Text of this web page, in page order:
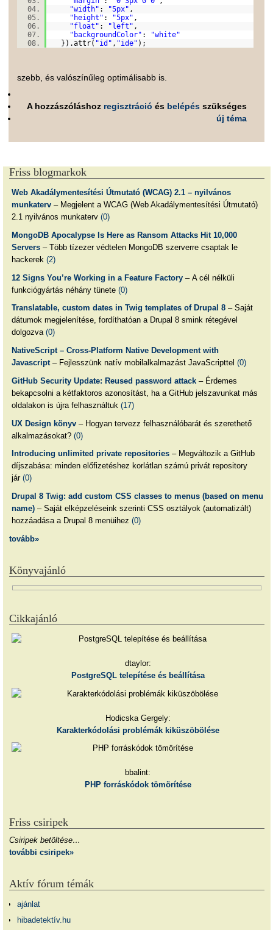
"width" : "5px" ,
"height" : "5px" ,
"float" : "left" ,
"backgroundColor" :
"white"
}).attr( "id" , "ide" );
szebb, és valószínűleg optimálisabb is.
A hozzászóláshoz regisztráció és belépés szükséges
új téma
Friss blogmarkok
Web Akadálymentesítési Útmutató (WCAG) 2.1 – nyilvános
munkaterv– Megjelent a WCAG (Web Akadálymentesítési Útmutató)
2.1 nyilvános munkaterv (0)
MongoDB Apocalypse Is Here as Ransom Attacks Hit 10,000
Servers– Több tízezer védtelen MongoDB szerverre csaptak le
hackerek (2)
12 Signs You’re Working in a Feature Factory– A cél nélküli
funkciógyártás néhány tünete (0)
Translatable, custom dates in Twig templates of Drupal 8– Saját
dátumok megjelenítése, fordíthatóan a Drupal 8 smink rétegével
dolgozva (0)
NativeScript – Cross-Platform Native Development with
Javascript– Fejlesszünk natív mobilalkalmazást JavaScripttel (0)
GitHub Security Update: Reused password attack– Érdemes
bekapcsolni a kétfaktoros azonosítást, ha a GitHub jelszavunkat más
oldalakon is újra felhasználtuk (17)
UX Design könyv– Hogyan tervezz felhasználóbarát és szerethető
alkalmazásokat? (0)
Introducing unlimited private repositories– Megváltozik a GitHub
díjszabása: minden előfizetéshez korlátlan számú privát repository
jár (0)
Drupal 8 Twig: add custom CSS classes to menus (based on menu
name)– Saját elképzeléseink szerinti CSS osztályok (automatizált)
hozzáadása a Drupal 8 menüihez (0)
tovább»
Könyvajánló
Cikkajánló
dtaylor:
PostgreSQL telepítése és beállítása
Hodicska Gergely:
Karakterkódolási problémák kiküszöbölése
bbalint:
PHP forráskódok tömörítése
Friss csiripek
Csiripek betöltése…
további csiripek»
Aktív fórum témák
ajánlat
hibadetektív.hu